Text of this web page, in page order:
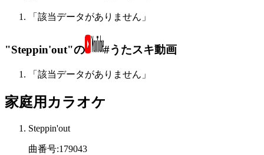
「該当データがありません」
"Steppin'out"の #うたスキ動画
「該当データがありません」
家庭用カラオケ
Steppin'out
曲番号:179043